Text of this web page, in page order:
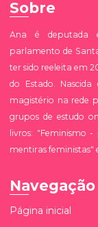
Sobre
Ana é deputada
parlamento de
ter sido reeleita em
do Estado.
magistério na rede
grupos de estudo
livros: "Feminismo
mentiras feministas"
Navegação
Página inicial